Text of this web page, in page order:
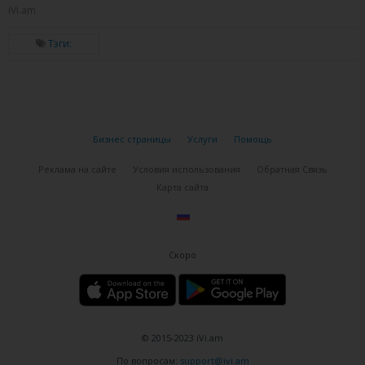
Тэги:
Бизнес страницы Услуги Помощь
Реклама на сайте Условия использования
Обратная Связь
Карта сайта
Скоро
© 2015-2023 iVi.am
По вопросам: support@ivi.am